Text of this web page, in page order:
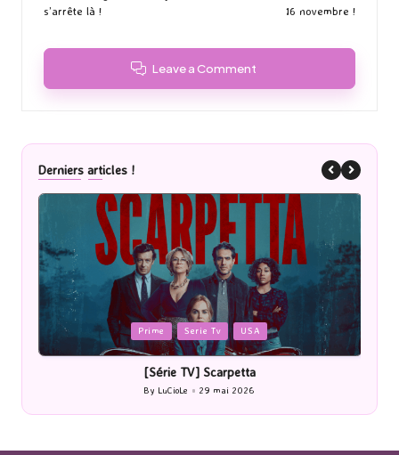
s’arrête là !
16 novembre !
Leave a Comment
Derniers articles !
Prime Serie Tv USA
[Série TV] Scarpetta
by
LuCioLe 29 mai 2026
Posted